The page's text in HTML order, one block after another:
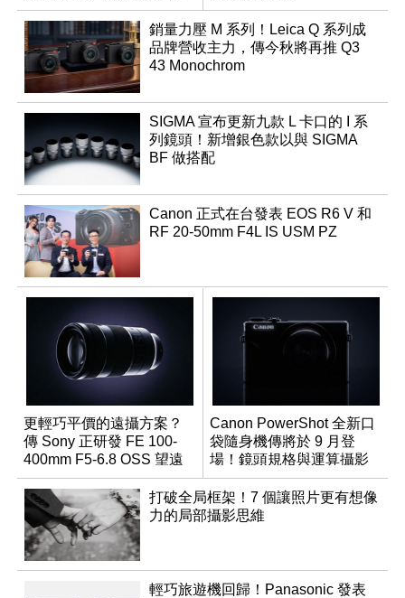
能更進化
銷量力壓 M 系列！Leica Q 系列成
品牌營收主力，傳今秋將再推 Q3
43 Monochrom
SIGMA 宣布更新九款 L 卡口的 I 系
列鏡頭！新增銀色款以與 SIGMA
BF 做搭配
Canon 正式在台發表 EOS R6 V 和
RF 20-50mm F4L IS USM PZ
更輕巧平價的遠攝方案？
傳 Sony 正研發 FE 100-
400mm F5-6.8 OSS 望遠
變焦鏡頭
Canon PowerShot 全新口
袋隨身機傳將於 9 月登
場！鏡頭規格與運算攝影
升級成為焦點
打破全局框架！7 個讓照片更有想像
力的局部攝影思維
輕巧旅遊機回歸！Panasonic 發表